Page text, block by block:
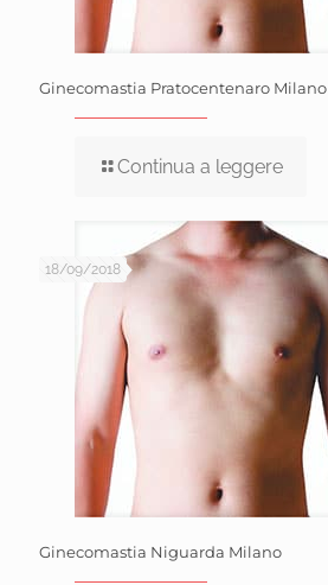
Ginecomastia Pratocentenaro Milano
Continua a leggere
18/09/2018
Ginecomastia Niguarda Milano